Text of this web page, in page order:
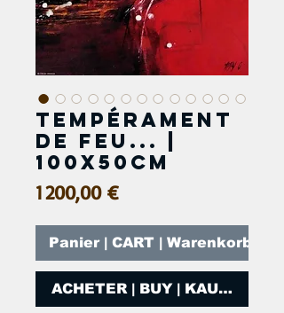
Tempérament
de feu... |
100x50cm
1 200,00 €Prix
Panier | CART | Warenkorb
ACHETER | BUY | KAUFEN